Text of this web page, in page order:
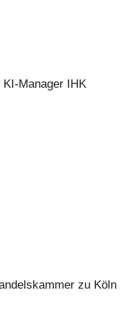
KI-Manager IHK
zu Köln